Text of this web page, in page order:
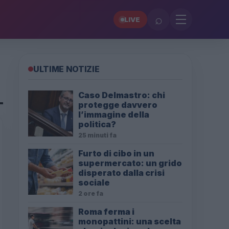
LIVE ⌕
ULTIME NOTIZIE
Caso Delmastro: chi
protegge davvero
l’immagine della
politica?
25 minuti fa
Furto di cibo in un
supermercato: un grido
disperato dalla crisi
sociale
2 ore fa
Roma ferma i
monopattini: una scelta